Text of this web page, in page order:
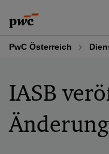
to
content
to
footer
PwC Österreich
IASB